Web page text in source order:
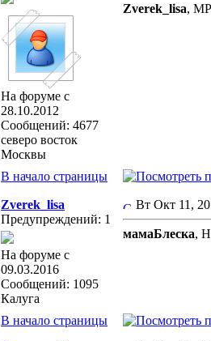
На форуме с
28.10.2012
Сообщений: 4677
северо восток
Москвы
Zverek_lisa,
В начало страницы
Zverek_lisa
Предупреждений: 1
На форуме с
09.03.2016
Сообщений: 1095
Калуга
Вт Окт 11,
мамаБлеска,
В начало страницы